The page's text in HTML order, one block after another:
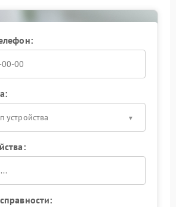
оборудование для точной
ремонт будет выполнен с
запчастей и в
требованиями
Delta профессионалам: это
надежность и долговечность
а вы снова сможете
кофе без отвлекающих
устройства